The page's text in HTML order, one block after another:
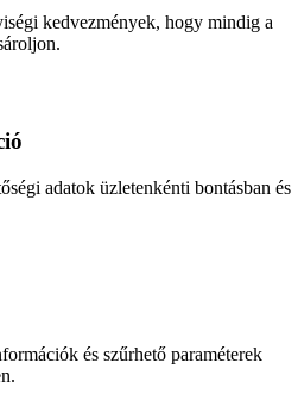
kedvezmények, hogy mindig a
adatok üzletenkénti bontásban és
és szűrhető paraméterek